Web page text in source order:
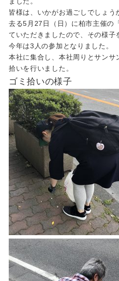
皆様は、いかがお過ごしでしょう
去る5月27日（日）に柏市主催の
ていただきましたので、その様子
今年は3人の参加となりました。
本社に集合し、本社周りとサンサ
拾いを行いました。
ゴミ拾いの様子